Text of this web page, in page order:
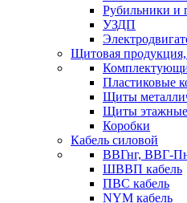
Рубильники и
УЗДП
Щитовая продукция,
Пластиковые
Щиты
Щиты этажные
Коробки
Кабель силовой
ВВГнг, ВВГ-
ШВВП кабель
ПВС кабель
NYM кабель